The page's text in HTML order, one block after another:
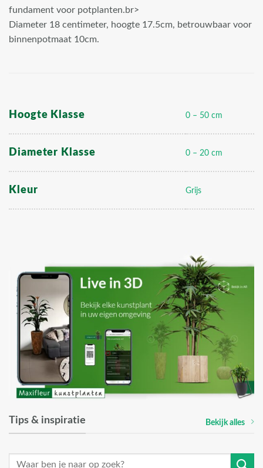
fundament voor potplanten.br>
Diameter 18 centimeter, hoogte 17.5cm, betrouwbaar voor
binnenpotmaat 10cm.
Hoogte Klasse 0 – 50 cm
Diameter Klasse 0 – 20 cm
Kleur Grijs
Tips & inspiratie Bekijk alles